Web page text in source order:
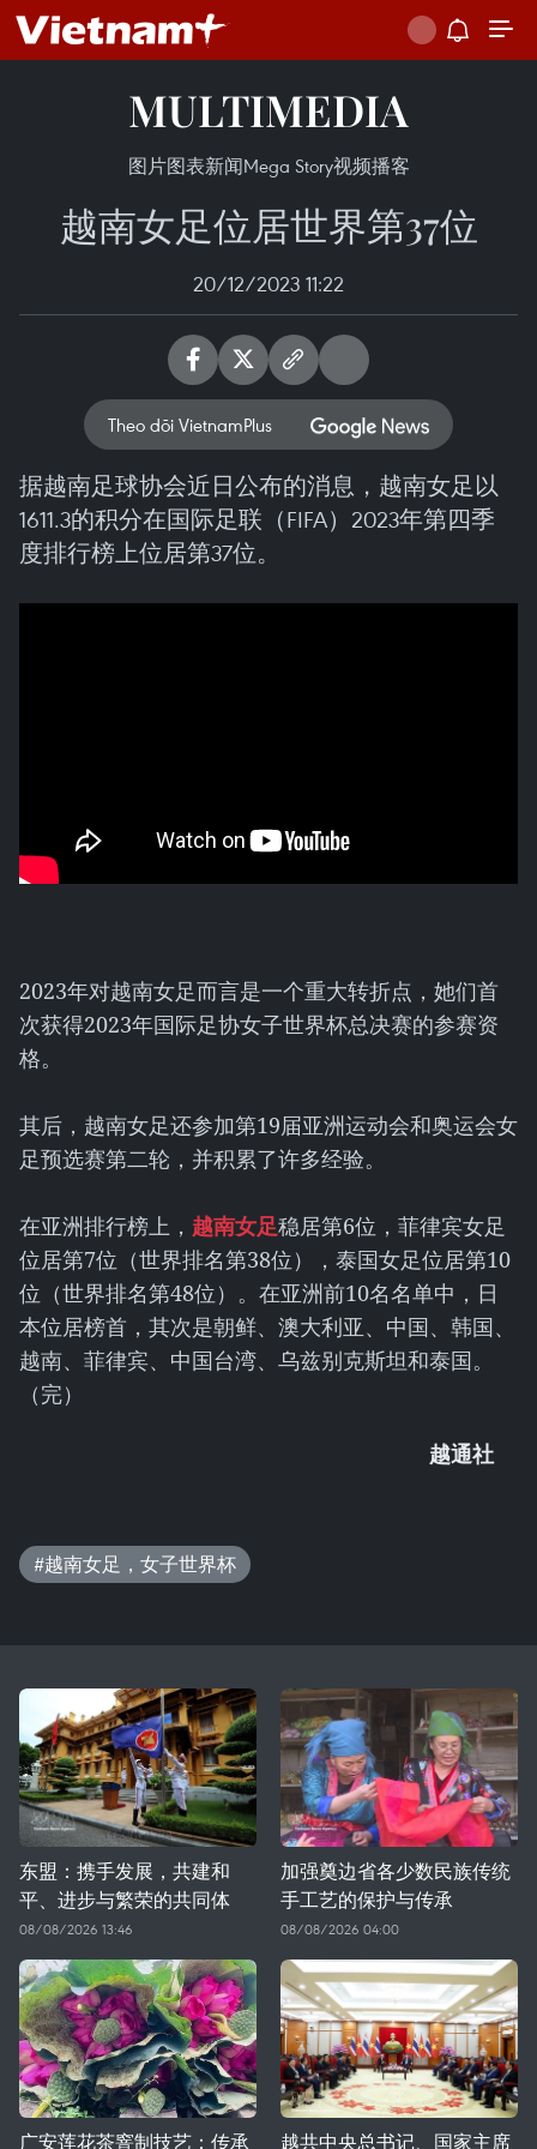
MULTIMEDIA
图片图表新闻Mega Story视频播客
越南女足位居世界第37位
20/12/2023 11:22
Theo dõi VietnamPlus
据越南足球协会近日公布的消息，越南女足以
1611.3的积分在国际足联（FIFA）2023年第四季
度排行榜上位居第37位。
2023年对越南女足而言是一个重大转折点，她们首
次获得2023年国际足协女子世界杯总决赛的参赛资
格。
其后，越南女足还参加第19届亚洲运动会和奥运会女
足预选赛第二轮，并积累了许多经验。
在亚洲排行榜上， 越南女足稳居第6位，菲律宾女足
位居第7位（世界排名第38位），泰国女足位居第10
位（世界排名第48位）。在亚洲前10名名单中，日
本位居榜首，其次是朝鲜、澳大利亚、中国、韩国、
越南、菲律宾、中国台湾、乌兹别克斯坦和泰国。
（完）
越通社
#越南女足，女子世界杯
东盟：携手发展，共建和
平、进步与繁荣的共同体
08/08/2026 13:46
加强奠边省各少数民族传统
手工艺的保护与传承
08/08/2026 04:00
广安莲花茶窨制技艺：传承 越共中央总书记、国家主席